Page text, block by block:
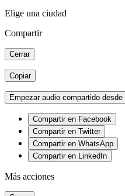
Elige una ciudad
Compartir
Cerrar
Copiar
Empezar audio compartido desde
Compartir en Facebook
Compartir en Twitter
Compartir en WhatsApp
Compartir en LinkedIn
Más acciones